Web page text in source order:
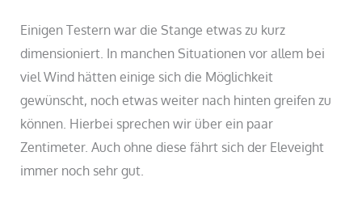
Einigen Testern war die Stange etwas zu kurz
dimensioniert. In manchen Situationen vor allem bei
viel Wind hätten einige sich die Möglichkeit
gewünscht, noch etwas weiter nach hinten greifen zu
können. Hierbei sprechen wir über ein paar
Zentimeter. Auch ohne diese fährt sich der Eleveight
immer noch sehr gut.